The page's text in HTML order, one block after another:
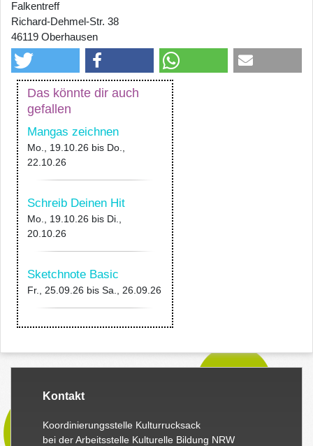
Falkentreff
Richard-Dehmel-Str. 38
46119 Oberhausen
Das könnte dir auch
gefallen
Mangas zeichnen
Mo., 19.10.26 bis Do.,
22.10.26
Schreib Deinen Hit
Mo., 19.10.26 bis Di.,
20.10.26
Sketchnote Basic
Fr., 25.09.26 bis Sa., 26.09.26
Kontakt
Koordinierungsstelle Kulturrucksack
bei der Arbeitsstelle Kulturelle Bildung NRW